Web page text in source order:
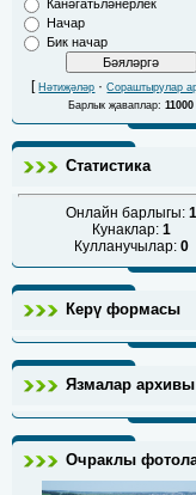
Канәгатьләнерлек
Начар
Бик начар
[Нәтиҗәләр ·Сораштырулар
Барлык җаваплар:11000
Статистика
Онлайн барлыгы: 1
Кунаклар: 1
Кулланучылар: 0
Керү формасы
Язмалар архивы
Очраклы